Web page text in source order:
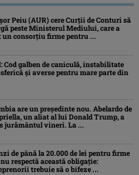
Peiu (AUR) cere Curții de Conturi să
peste Ministerul Mediului, care a
consorţiu firme pentru ...
Cod galben de caniculă, instabilitate
și averse pentru mare parte din
are un președinte nou. Abelardo de
un aliat al lui Donald Trump, a
jurământul vineri. La ...
de până la 20.000 de lei pentru firme
respectă această obligație:
trebuie să o bifeze ...